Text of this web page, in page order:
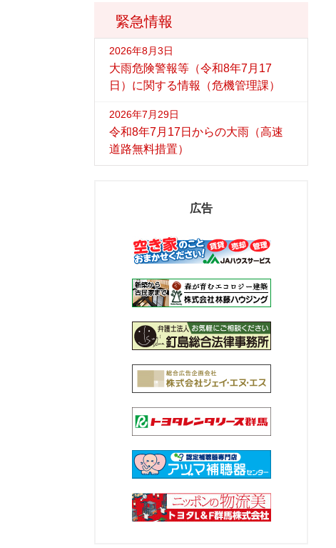
緊急情報
2026年8月3日
大雨危険警報等（令和8年7月17
日）に関する情報（危機管理課）
2026年7月29日
令和8年7月17日からの大雨（高速
道路無料措置）
広告